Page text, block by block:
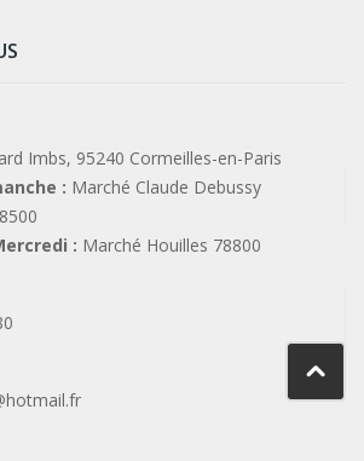
Imbs, 95240 Cormeilles-en-Paris
: Marché Claude Debussy
: Marché Houilles 78800